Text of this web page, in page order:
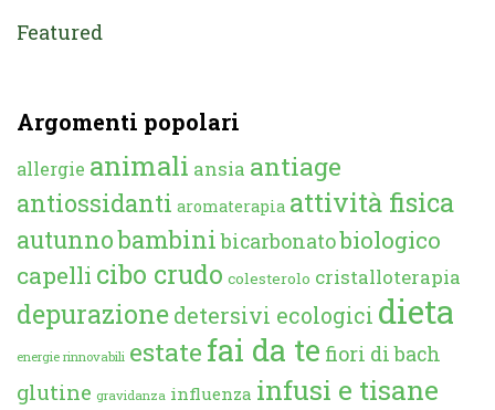
Featured
Argomenti popolari
allergie animali ansia antiage
antiossidanti aromaterapia attività fisica
autunnobambini bicarbonatobiologico
capelli cibo crudo colesterolo cristalloterapia
depurazione detersivi ecologici dieta
energie rinnovabili estate fai da te fiori di bach
glutine gravidanza influenza infusi e tisane